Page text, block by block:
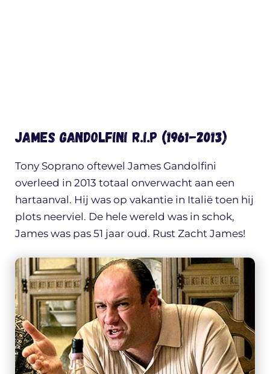
James Gandolfini R.I.P (1961-2013)
Tony Soprano oftewel James Gandolfini
overleed in 2013 totaal onverwacht aan een
hartaanval. Hij was op vakantie in Italië toen hij
plots neerviel. De hele wereld was in schok,
James was pas 51 jaar oud. Rust Zacht James!